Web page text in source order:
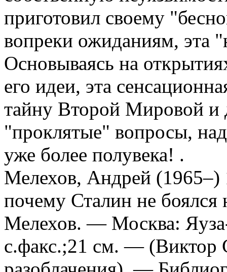
приготовил своему
вопреки ожиданиям, эта
Основываясь на
его идеи, эта
тайну Второй Мировой и
"проклятые" вопросы,
уже более полувека! .
Мелехов, Андрей (1965–)
почему Сталин не боялся
Мелехов. — Москва:
с.факс.;21 см. — (Виктор